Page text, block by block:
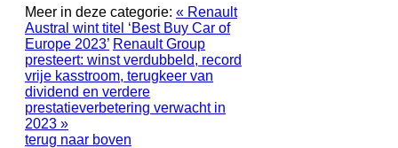
Meer in deze categorie: « Renault
Austral wint titel ‘Best Buy Car of
Europe 2023’ Renault Group
presteert: winst verdubbeld, record
vrije kasstroom, terugkeer van
dividend en verdere
prestatieverbetering verwacht in
2023 »
terug naar boven